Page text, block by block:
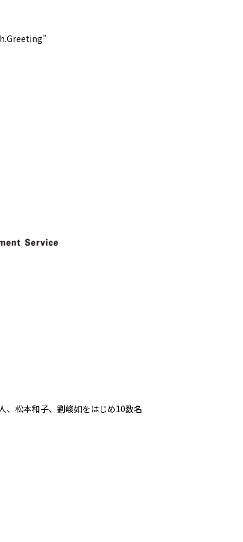
、松本和子、劉峻如をはじめ10数名